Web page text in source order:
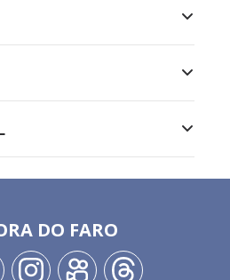
DO FARO